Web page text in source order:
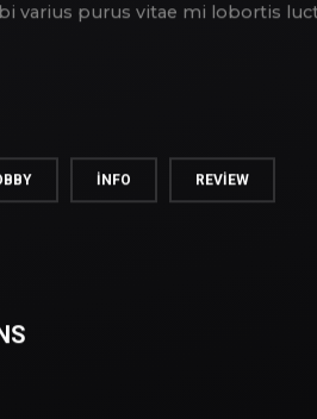
varius purus vitae mi lobortis
INFO REVIEW